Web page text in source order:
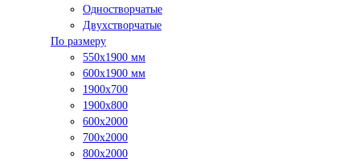
Одностворчатые
Двухстворчатые
По размеру
550x1900 мм
600x1900 мм
1900х700
1900х800
600x2000
700x2000
800x2000